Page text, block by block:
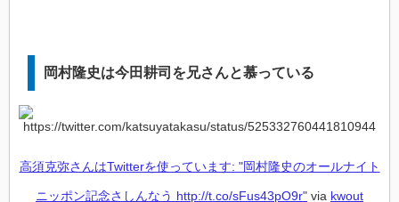
岡村隆史は今田耕司を兄さんと慕っている
高須克弥さんはTwitterを使っています: "岡村隆史のオールナイト
ニッポン記念さしんなう http://t.co/sFus43pO9r" via kwout